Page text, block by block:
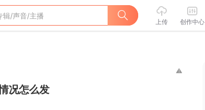
上传 创作中心
况怎么发